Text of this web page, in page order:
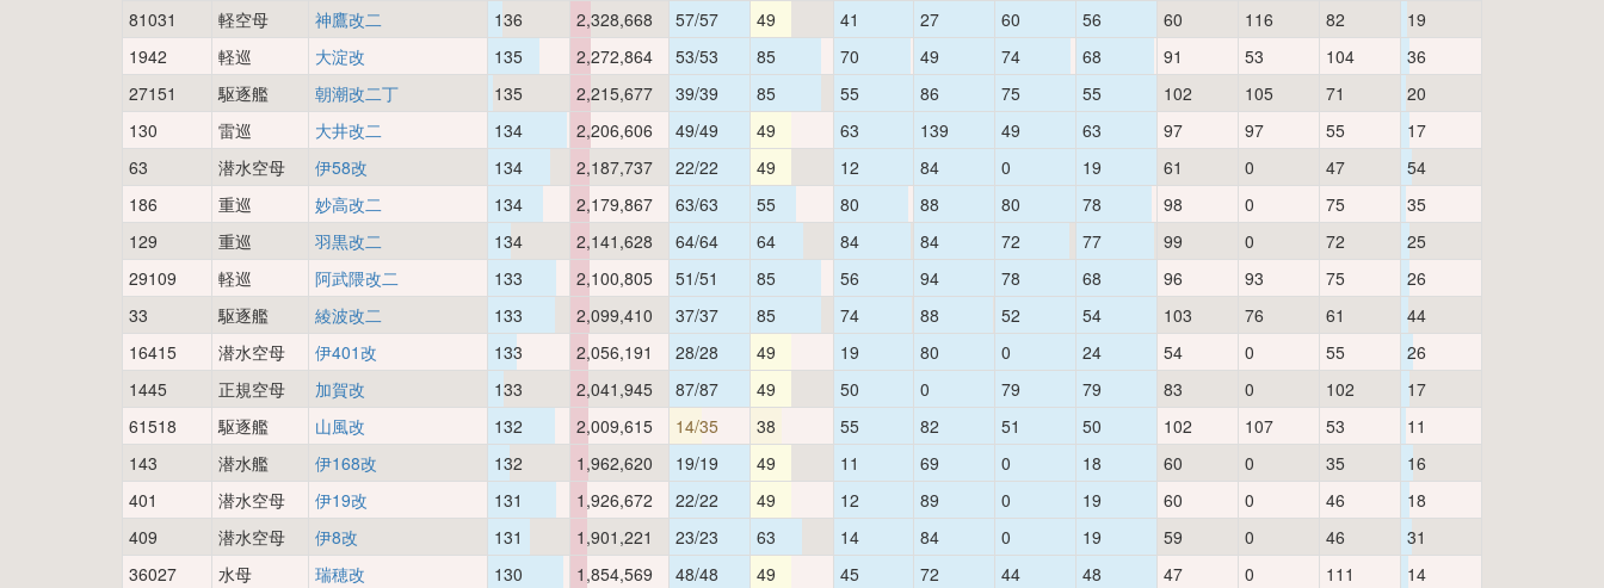
81031
軽空母 神鷹改二 136 2,328,668 57/57 49 41 27 60 56 60 116 82
19
1942
軽巡 大淀改 135 2,272,864 53/53 85 70 49 74 68 91 53 104
36
27151
駆逐艦 朝潮改二丁 135 2,215,677 39/39 85 55 86 75 55 102 105 71
20
130
雷巡 大井改二 134 2,206,606 49/49 49 63 139 49 63 97 97 55
17
63
潜水空母 伊58改 134 2,187,737 22/22 49 12 84 0 19 61 0 47
54
186
重巡 妙高改二 134 2,179,867 63/63 55 80 88 80 78 98 0 75
35
129
重巡 羽黒改二 134 2,141,628 64/64 64 84 84 72 77 99 0 72
25
29109
軽巡 阿武隈改二 133 2,100,805 51/51 85 56 94 78 68 96 93 75
26
33
駆逐艦 綾波改二 133 2,099,410 37/37 85 74 88 52 54 103 76 61
44
16415
潜水空母 伊401改 133 2,056,191 28/28 49 19 80 0 24 54 0 55
26
1445
正規空母 加賀改 133 2,041,945 87/87 49 50 0 79 79 83 0 102
17
61518
駆逐艦 山風改 132 2,009,615 14/35 38 55 82 51 50 102 107 53
11
143
潜水艦 伊168改 132 1,962,620 19/19 49 11 69 0 18 60 0 35
16
401
潜水空母 伊19改 131 1,926,672 22/22 49 12 89 0 19 60 0 46
18
409
潜水空母 伊8改 131 1,901,221 23/23 63 14 84 0 19 59 0 46
31
36027
水母 瑞穂改 130 1,854,569 48/48 49 45 72 44 48 47 0 111
14